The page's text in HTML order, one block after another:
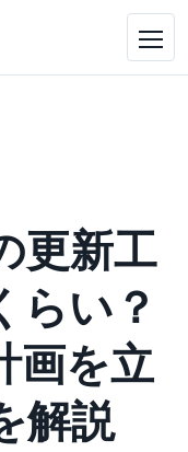
更新工
らい？
画を立
解説